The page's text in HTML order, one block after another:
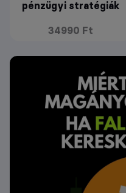
pénzügyi stratégiák
34990 Ft